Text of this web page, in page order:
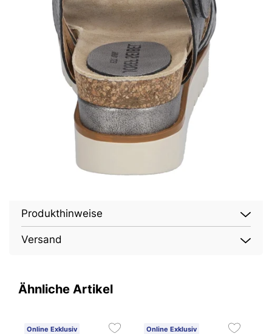
Produkthinweise
Versand
Ähnliche Artikel
Online Exklusiv
Online Exklusiv